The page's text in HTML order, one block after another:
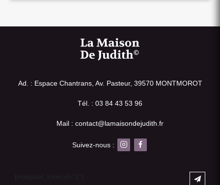
Ad. : Espace Chantrans, Av. Pasteur, 39570 MONTMOROT
Tél. : 03 84 43 53 96
Mail : contact@lamaisondejudith.fr
Suivez-nous :